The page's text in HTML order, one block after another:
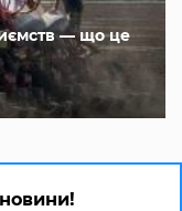
— що це